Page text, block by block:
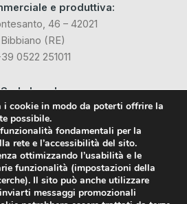
e produttiva:
46 – 42021
Bibbiano (RE)
0522 251011
Sede Legale:
dell’Isola, 3
d’Isola (BG)
Social
cookie in modo da poterti offrire la
possibile.
fondamentali per la
rete e l’accessibilità del sito.
ottimizzando l’usabilità e le
funzionalità (impostazioni della
Il sito può anche utilizzare
messaggi promozionali